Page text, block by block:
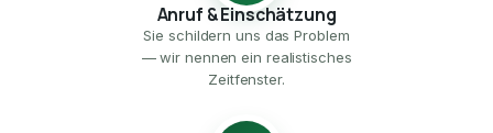
Anruf & Einschätzung
Sie schildern uns das Problem
— wir nennen ein realistisches
Zeitfenster.